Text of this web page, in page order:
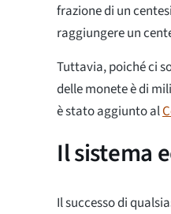
frazione di un
raggiungere un
Tuttavia, poiché ci
delle monete è di
è stato aggiunto al
Il sistema
Il successo di